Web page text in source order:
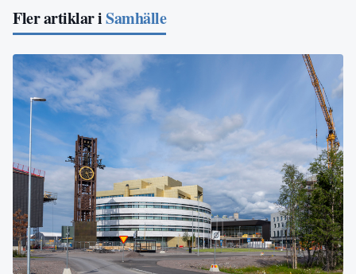
Fler artiklar iSamhälle